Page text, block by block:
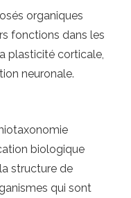
organiques
fonctions dans les
plasticité corticale,
neuronale.
biologique
structure de
qui sont